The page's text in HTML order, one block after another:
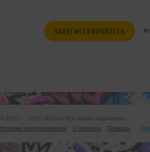
ЗАРЕГИСТРИРУЙТЕСЬ
© 2001 — 2026 «DJ.ru» Все права защищены.
Условия использования
О проекте Помощь